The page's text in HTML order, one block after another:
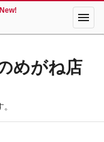
New! menu
めがね店